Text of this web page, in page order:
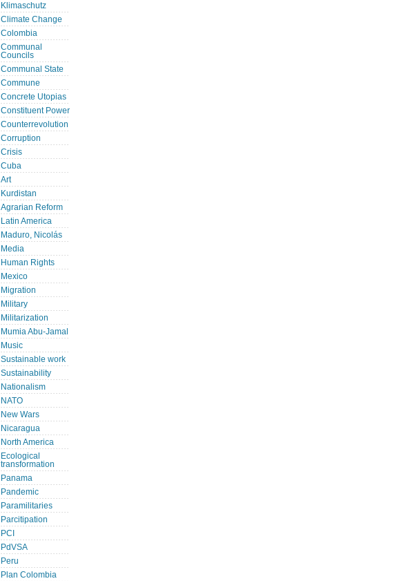
Klimaschutz
Climate Change
Colombia
Communal
Councils
Communal State
Commune
Concrete Utopias
Constituent Power
Counterrevolution
Corruption
Crisis
Cuba
Art
Kurdistan
Agrarian Reform
Latin America
Maduro, Nicolás
Media
Human Rights
Mexico
Migration
Military
Militarization
Mumia Abu-Jamal
Music
Sustainable work
Sustainability
Nationalism
NATO
New Wars
Nicaragua
North America
Ecological
transformation
Panama
Pandemic
Paramilitaries
Parcitipation
PCI
PdVSA
Peru
Plan Colombia